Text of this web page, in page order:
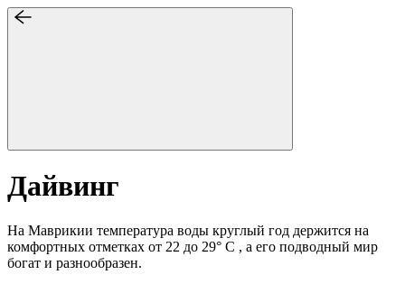
Дайвинг
На Маврикии температура воды круглый год держится на
комфортных отметках от 22 до 29° C , а его подводный мир
богат и разнообразен.